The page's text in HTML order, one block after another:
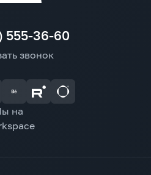
555-36-60
звонок